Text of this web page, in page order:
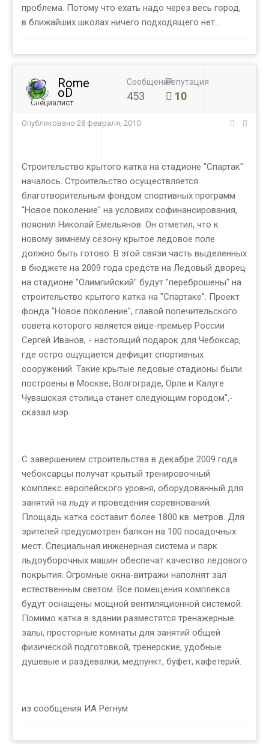
проблема. Потому что ехать надо через весь город,
в ближайших школах ничего подходящего нет...
Rome
oD
Специалист
Сообщений
453
Репутация
10
Опубликовано 28 февраля, 2010
Строительство крытого катка на стадионе "Спартак"
началось. Строительство осуществляется
благотворительным фондом спортивных программ
"Новое поколение" на условиях софинансирования,
пояснил Николай Емельянов. Он отметил, что к
новому зимнему сезону крытое ледовое поле
должно быть готово. В этой связи часть выделенных
в бюджете на 2009 года средств на Ледовый дворец
на стадионе "Олимпийский" будут "переброшены" на
строительство крытого катка на "Спартаке". Проект
фонда "Новое поколение", главой попечительского
совета которого является вице-премьер России
Сергей Иванов, - настоящий подарок для Чебоксар,
где остро ощущается дефицит спортивных
сооружений. Такие крытые ледовые стадионы были
построены в Москве, Волгограде, Орле и Калуге.
Чувашская столица станет следующим городом",-
сказал мэр.
С завершением строительства в декабре 2009 года
чебоксарцы получат крытый тренировочный
комплекс европейского уровня, оборудованный для
занятий на льду и проведения соревнований.
Площадь катка составит более 1800 кв. метров. Для
зрителей предусмотрен балкон на 100 посадочных
мест. Специальная инженерная система и парк
льдоуборочных машин обеспечат качество ледового
покрытия. Огромные окна-витражи наполнят зал
естественным светом. Все помещения комплекса
будут оснащены мощной вентиляционной системой.
Помимо катка в здании разместятся тренажерные
залы, просторные комнаты для занятий общей
физической подготовкой, тренерские, удобные
душевые и раздевалки, медпункт, буфет, кафетерий.
из сообщения ИА Регнум